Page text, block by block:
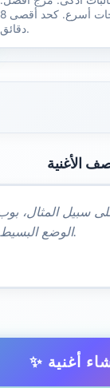
مخرجات أسرع. كحد أقصى 8
دقائق.
الأغنية
إنشاء أغنية